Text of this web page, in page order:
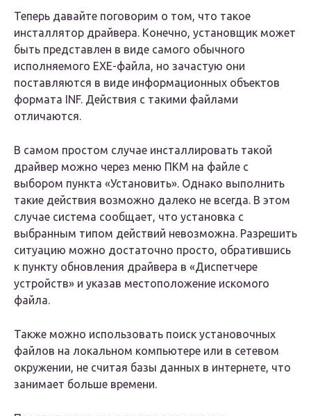
Теперь давайте поговорим о том, что такое
инсталлятор драйвера. Конечно, установщик может
быть представлен в виде самого обычного
исполняемого EXE-файла, но зачастую они
поставляются в виде информационных объектов
формата INF. Действия с такими файлами
отличаются.
В самом простом случае инсталлировать такой
драйвер можно через меню ПКМ на файле с
выбором пункта «Установить». Однако выполнить
такие действия возможно далеко не всегда. В этом
случае система сообщает, что установка с
выбранным типом действий невозможна. Разрешить
ситуацию можно достаточно просто, обратившись
к пункту обновления драйвера в «Диспетчере
устройств» и указав местоположение искомого
файла.
Также можно использовать поиск установочных
файлов на локальном компьютере или в сетевом
окружении, не считая базы данных в интернете, что
занимает больше времени.